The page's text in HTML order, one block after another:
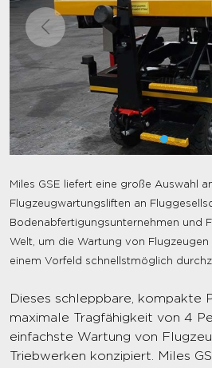
Miles GSE liefert eine große Auswahl
Flugzeugwartungsliften an
Bodenabfertigungsunternehmen und
Welt, um die Wartung von
einem Vorfeld schnellstmöglich
Dieses schleppbare, kompakte
maximale Tragfähigkeit von 4
einfachste Wartung von
Triebwerken konzipiert. Miles